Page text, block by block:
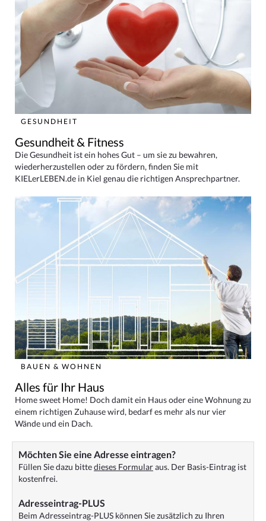
GESUNDHEIT
Gesundheit & Fitness
Die Gesundheit ist ein hohes Gut – um sie zu bewahren,
wiederherzustellen oder zu fördern, finden Sie mit
KIELerLEBEN.de in Kiel genau die richtigen Ansprechpartner.
BAUEN & WOHNEN
Alles für Ihr Haus
Home sweet Home! Doch damit ein Haus oder eine Wohnung zu
einem richtigen Zuhause wird, bedarf es mehr als nur vier
Wände und ein Dach.
Möchten Sie eine Adresse eintragen?
Füllen Sie dazu bittedieses Formularaus. Der Basis-Eintrag ist
kostenfrei.
Adresseintrag-PLUS
Beim Adresseintrag-PLUS können Sie zusätzlich zu Ihren